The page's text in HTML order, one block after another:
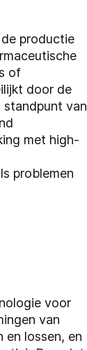
productie
of
door de
standpunt van
met high-
problemen
voor
van
lossen, en